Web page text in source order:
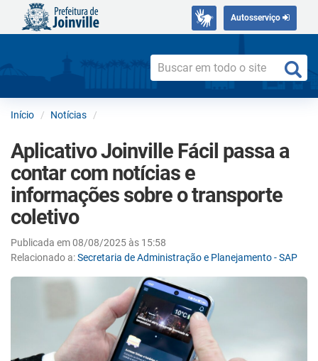
Autosserviço
Início Notícias
Aplicativo Joinville Fácil passa a
contar com notícias e
informações sobre o transporte
coletivo
Publicada em 08/08/2025 às 15:58
Relacionado a:Secretaria de Administração e Planejamento - SAP